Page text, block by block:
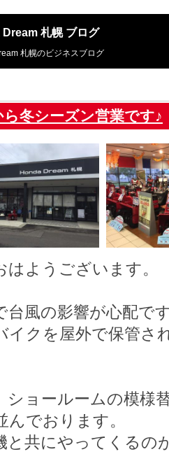
Dream 札幌 ブログ
札幌のビジネスブログ
ら冬シーズン営業です♪
はようございます。
台風の影響が心配で
イクを屋外で保管さ
ショールームの模様
んでおります。
と共にやってくるの